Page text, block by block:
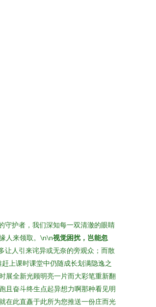
守护者，我们深知每一双清澈的眼睛
人来领取。\n\n视觉困扰，岂能忽
让人引来诧异或无奈的旁观众；而散
上课时课堂中仍随成长划满隐逸之
展全新光顾明亮一片而大彩笔重新翻
且奋斗终生点起异想力啊那种看见明
在此直矗于此所为您推送一份庄而光